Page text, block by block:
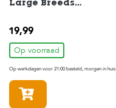
Large Breeds
19,99
Op voorraad
Op werkdagen voor 21:00 besteld, morgen in huis